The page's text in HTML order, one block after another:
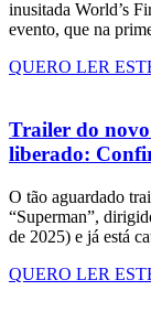
inusitada World’s
evento, que na
QUERO LER
Trailer do
liberado:
O tão aguardado
“Superman”,
de 2025) e já está
QUERO LER